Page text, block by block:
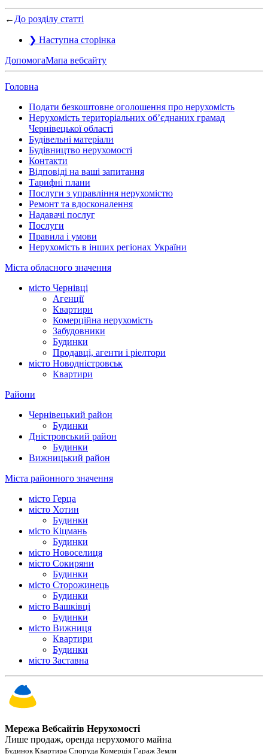
← До розділу статті
❯ Наступна сторінка
ДопомогаМапа вебсайту
Головна
Подати безкоштовне оголошення про нерухомість
Нерухомість територіальних об’єднаних грамад
Чернівецької області
Будівельні матеріали
Будівництво нерухомості
Контакти
Відповіді на ваші запитання
Тарифні плани
Послуги з управління нерухомістю
Ремонт та вдосконалення
Надавачі послуг
Послуги
Правила і умови
Нерухомість в інших регіонах України
Міста обласного значення
місто Чернівці
Агенції
Квартири
Комерційна нерухомість
Забудовники
Будинки
Продавці, агенти і ріелтори
місто Новодністровськ
Квартири
Райони
Чернівецький район
Будинки
Дністровський район
Будинки
Вижницький район
Міста районного значення
місто Герца
місто Хотин
Будинки
місто Кіцмань
Будинки
місто Новоселиця
місто Сокиряни
Будинки
місто Сторожинець
Будинки
місто Вашківці
Будинки
місто Вижниця
Квартири
Будинки
місто Заставна
Мережа Вебсайтів Нерухомості
Лише продаж, оренда нерухомого майна
Будинок Квартира Споруда Комерція Гараж Земля